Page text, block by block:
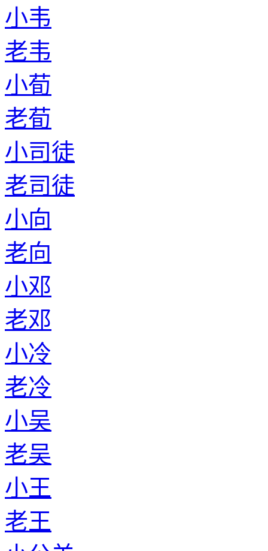
小韦
老韦
小荀
老荀
小司徒
老司徒
小向
老向
小邓
老邓
小冷
老冷
小吴
老吴
小王
老王